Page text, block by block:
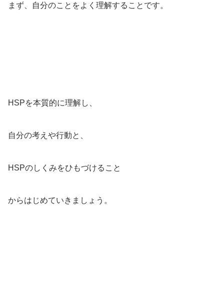
まず、自分のことをよく理解することです。
HSPを本質的に理解し、
自分の考えや行動と、
HSPのしくみをひもづけること
からはじめていきましょう。